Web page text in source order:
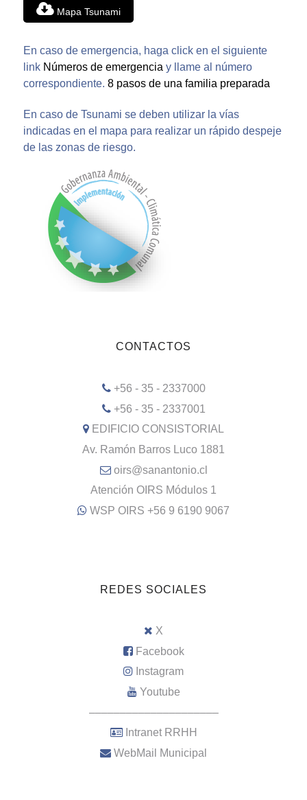
Mapa Tsunami
En caso de emergencia, haga click en el siguiente
link Números de emergencia y llame al número
correspondiente. 8 pasos de una familia preparada
En caso de Tsunami se deben utilizar la vías
indicadas en el mapa para realizar un rápido despeje
de las zonas de riesgo.
CONTACTOS
+56 - 35 - 2337000
+56 - 35 - 2337001
EDIFICIO CONSISTORIAL
Av. Ramón Barros Luco 1881
oirs@sanantonio.cl
Atención OIRS Módulos 1
WSP OIRS +56 9 6190 9067
REDES SOCIALES
X
Facebook
Instagram
Youtube
–––––––––––––––––––––
Intranet RRHH
WebMail Municipal